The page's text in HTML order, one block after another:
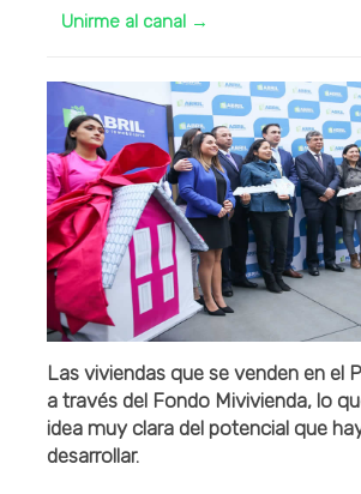
Unirme al canal →
Las viviendas que se venden en el
a través del Fondo Mivivienda, lo
idea muy clara del potencial que
desarrollar.